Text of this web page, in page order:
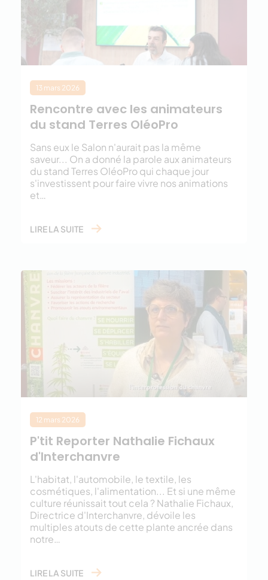
13 mars 2026
Rencontre avec les animateurs
du stand Terres OléoPro
Sans eux le Salon n'aurait pas la même
saveur... On a donné la parole aux animateurs
du stand Terres OléoPro qui chaque jour
s'investissent pour faire vivre nos animations
et…
LIRE LA SUITE
12 mars 2026
P'tit Reporter Nathalie Fichaux
d'Interchanvre
L'habitat, l'automobile, le textile, les
cosmétiques, l'alimentation... Et si une même
culture réunissait tout cela ? Nathalie Fichaux,
Directrice d'Interchanvre, dévoile les
multiples atouts de cette plante ancrée dans
notre…
LIRE LA SUITE